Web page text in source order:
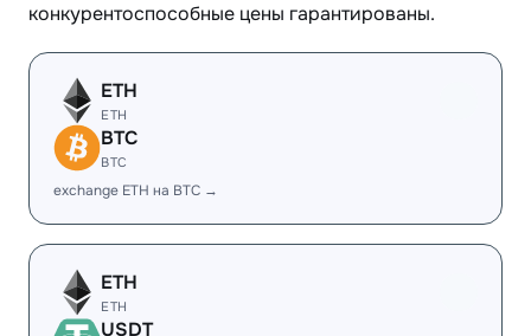
конкурентоспособные цены гарантированы.
ETH
ETH
BTC
BTC
exchange ETH на BTC →
ETH
ETH
USDT